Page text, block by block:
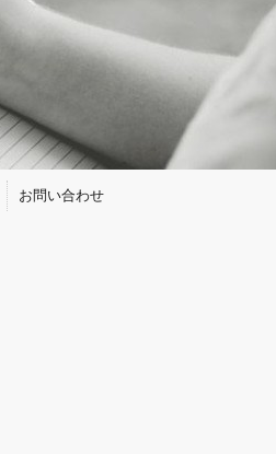
お問い合わせ